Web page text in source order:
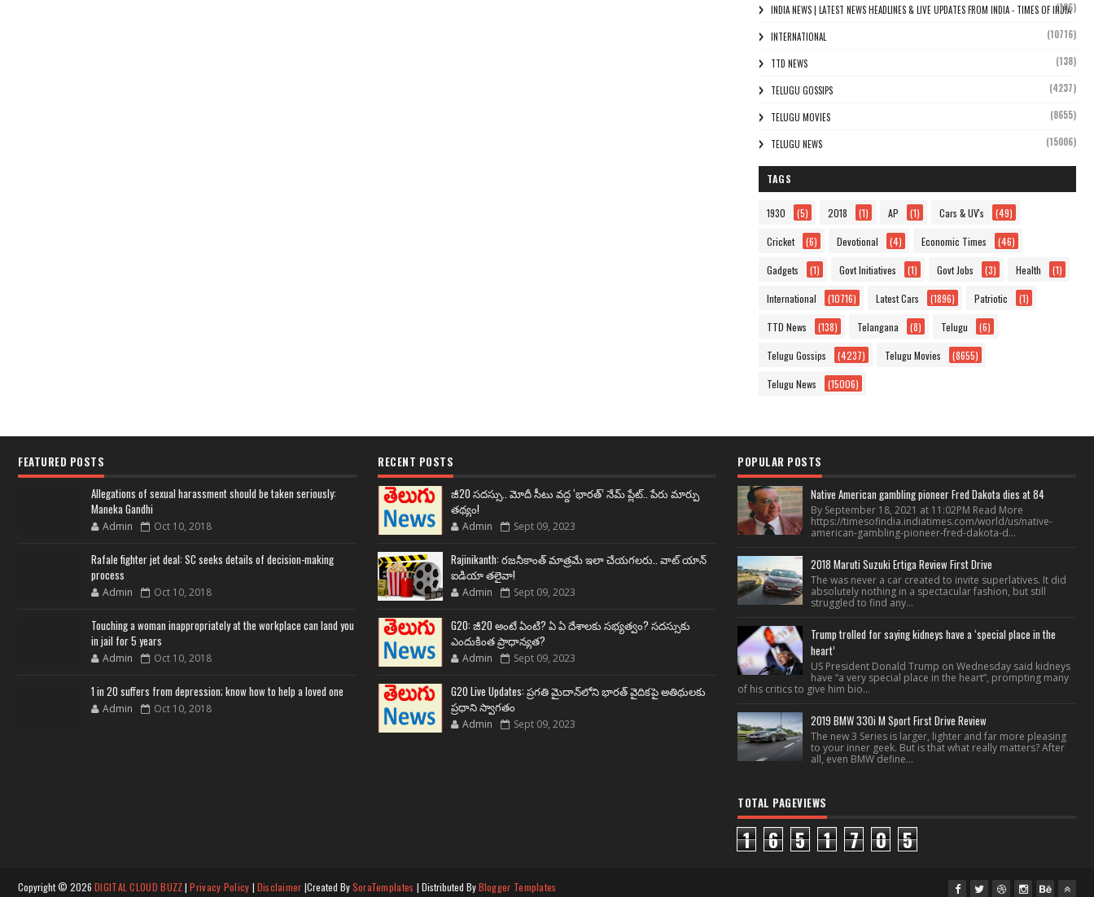
INDIA NEWS | LATEST NEWS HEADLINES & LIVE UPDATES FROM INDIA - TIMES OF INDIA
(106)
INTERNATIONAL (10716)
TTD NEWS (138)
TELUGU GOSSIPS (4237)
TELUGU MOVIES (8655)
TELUGU NEWS (15006)
TAGS
1930 (5) 2018 (1) AP (1) Cars & UV's (49)
Cricket (6) Devotional (4) Economic Times (46)
Gadgets (1) Govt Initiatives (1) Govt Jobs (3) Health (1)
International (10716) Latest Cars (1896) Patriotic (1)
TTD News (138) Telangana (8) Telugu (6)
Telugu Gossips (4237) Telugu Movies (8655)
Telugu News (15006)
FEATURED POSTS
Allegations of sexual harassment should be taken seriously:
Maneka Gandhi
Admin Oct 10, 2018
Rafale fighter jet deal: SC seeks details of decision-making
process
Admin Oct 10, 2018
Touching a woman inappropriately at the workplace can land you
in jail for 5 years
Admin Oct 10, 2018
1 in 20 suffers from depression; know how to help a loved one
Admin Oct 10, 2018
RECENT POSTS
జీ20 సదస్సు.. మోదీ సీటు వద్ద ‘భారత్’ నేమ్ ప్లేట్‌.. పేరు మార్పు
తథ్యం!
Admin Sept 09, 2023
Rajinikanth: రజనీకాంత్ మాత్రమే ఇలా చేయగలరు.. వాట్ యాన్
ఐడియా తలైవా!
Admin Sept 09, 2023
G20: జీ20 అంటే ఏంటి? ఏ ఏ దేశాలకు సభ్యత్వం? సదస్సుకు
ఎందుకింత ప్రాధాన్యత?
Admin Sept 09, 2023
G20 Live Updates: ప్రగతి మైదాన్‌లోని భారత్ వైదికపై అతిథులకు
ప్రధాని స్వాగతం
Admin Sept 09, 2023
POPULAR POSTS
Native American gambling pioneer Fred Dakota dies at 84
By September 18, 2021 at 11:02PM Read More
https://timesofindia.indiatimes.com/world/us/native-
american-gambling-pioneer-fred-dakota-d...
2018 Maruti Suzuki Ertiga Review First Drive
The was never a car created to invite superlatives. It did
absolutely nothing in a spectacular fashion, but still
struggled to find any...
Trump trolled for saying kidneys have a ‘special place in the
heart’
US President Donald Trump on Wednesday said kidneys
have “a very special place in the heart”, prompting many
of his critics to give him bio...
2019 BMW 330i M Sport First Drive Review
The new 3 Series is larger, lighter and far more pleasing
to your inner geek. But is that what really matters? After
all, even BMW define...
TOTAL PAGEVIEWS
1 6 5 1 7 0 5
Copyright © 2026 DIGITAL CLOUD BUZZ|Privacy Policy | Disclaimer |Created BySoraTemplates | Distributed ByBlogger Templates